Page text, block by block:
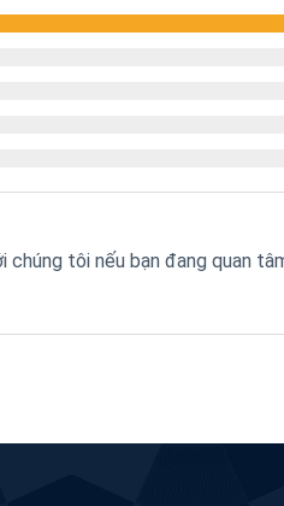
chúng tôi nếu bạn đang quan